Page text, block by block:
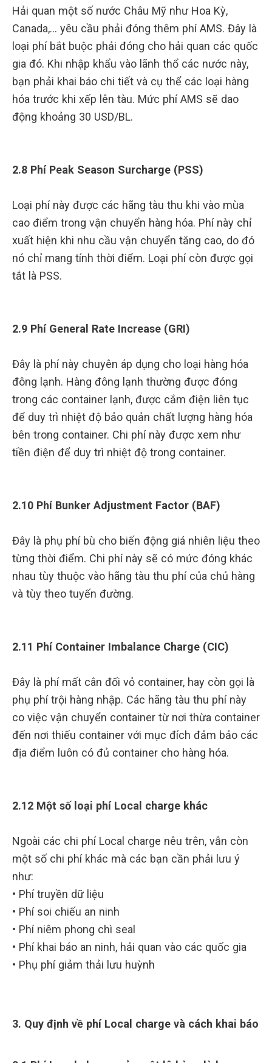
Hải quan một số nước Châu Mỹ như Hoa Kỳ,
Canada,… yêu cầu phải đóng thêm phí AMS. Đây là
loại phí bắt buộc phải đóng cho hải quan các quốc
gia đó. Khi nhập khẩu vào lãnh thổ các nước này,
bạn phải khai báo chi tiết và cụ thể các loại hàng
hóa trước khi xếp lên tàu. Mức phí AMS sẽ dao
động khoảng 30 USD/BL.
2.8 Phí Peak Season Surcharge (PSS)
Loại phí này được các hãng tàu thu khi vào mùa
cao điểm trong vận chuyển hàng hóa. Phí này chỉ
xuất hiện khi nhu cầu vận chuyển tăng cao, do đó
nó chỉ mang tính thời điểm. Loại phí còn được gọi
tắt là PSS.
2.9 Phí General Rate Increase (GRI)
Đây là phí này chuyên áp dụng cho loại hàng hóa
đông lạnh. Hàng đông lạnh thường được đóng
trong các container lạnh, được cắm điện liên tục
để duy trì nhiệt độ bảo quản chất lượng hàng hóa
bên trong container. Chi phí này được xem như
tiền điện để duy trì nhiệt độ trong container.
2.10 Phí Bunker Adjustment Factor (BAF)
Đây là phụ phí bù cho biến động giá nhiên liệu theo
từng thời điểm. Chi phí này sẽ có mức đóng khác
nhau tùy thuộc vào hãng tàu thu phí của chủ hàng
và tùy theo tuyến đường.
2.11 Phí Container Imbalance Charge (CIC)
Đây là phí mất cân đối vỏ container, hay còn gọi là
phụ phí trội hàng nhập. Các hãng tàu thu phí này
co việc vận chuyển container từ nơi thừa container
đến nơi thiếu container với mục đích đảm bảo các
địa điểm luôn có đủ container cho hàng hóa.
2.12 Một số loại phí Local charge khác
Ngoài các chi phí Local charge nêu trên, vẫn còn
một số chi phí khác mà các bạn cần phải lưu ý
như:
• Phí truyền dữ liệu
• Phí soi chiếu an ninh
• Phí niêm phong chì seal
• Phí khai báo an ninh, hải quan vào các quốc gia
• Phụ phí giảm thải lưu huỳnh
3. Quy định về phí Local charge và cách khai báo